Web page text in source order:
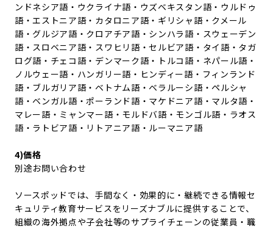
ンドネシア語・ウクライナ語・ウズベキスタン語・ウルドゥ
語・エストニア語・カタロニア語・ギリシャ語・クメール
語・グルジア語・クロアチア語・シンハラ語・スウェーデン
語・スロベニア語・スワヒリ語・セルビア語・タイ語・タガ
ログ語・チェコ語・デンマーク語・トルコ語・ネパール語・
ノルウェー語・ハンガリー語・ヒンディー語・フィンランド
語・ブルガリア語・ベトナム語・ベラルーシ語・ペルシャ
語・ベンガル語・ポーランド語・マケドニア語・マルタ語・
マレー語・ミャンマー語・モルドバ語・モンゴル語・ラオス
語・ラトビア語・リトアニア語・ルーマニア語
4)価格
別途お問い合わせ
ソースポッドでは、手間なく・効果的に・継続できる情報セ
キュリティ教育サービスをリーズナブルに提供することで、
組織の海外拠点や子会社等のサプライチェーンの従業員・職